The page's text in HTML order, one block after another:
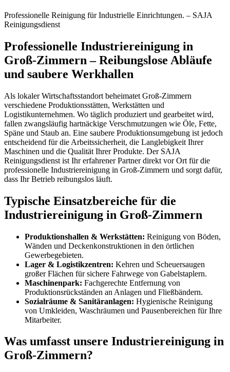
Professionelle Reinigung für Industrielle Einrichtungen. – SAJA
Reinigungsdienst
Professionelle Industriereinigung in
Groß-Zimmern – Reibungslose Abläufe
und saubere Werkhallen
Als lokaler Wirtschaftsstandort beheimatet Groß-Zimmern
verschiedene Produktionsstätten, Werkstätten und
Logistikunternehmen. Wo täglich produziert und gearbeitet wird,
fallen zwangsläufig hartnäckige Verschmutzungen wie Öle, Fette,
Späne und Staub an. Eine saubere Produktionsumgebung ist jedoch
entscheidend für die Arbeitssicherheit, die Langlebigkeit Ihrer
Maschinen und die Qualität Ihrer Produkte. Der SAJA
Reinigungsdienst ist Ihr erfahrener Partner direkt vor Ort für die
professionelle Industriereinigung in Groß-Zimmern und sorgt dafür,
dass Ihr Betrieb reibungslos läuft.
Typische Einsatzbereiche für die
Industriereinigung in Groß-Zimmern
Produktionshallen & Werkstätten: Reinigung von Böden,
Wänden und Deckenkonstruktionen in den örtlichen
Gewerbegebieten.
Lager & Logistikzentren: Kehren und Scheuersaugen
großer Flächen für sichere Fahrwege von Gabelstaplern.
Maschinenpark: Fachgerechte Entfernung von
Produktionsrückständen an Anlagen und Fließbändern.
Sozialräume & Sanitäranlagen: Hygienische Reinigung
von Umkleiden, Waschräumen und Pausenbereichen für Ihre
Mitarbeiter.
Was umfasst unsere Industriereinigung in
Groß-Zimmern?